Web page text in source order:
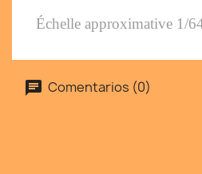
Échelle approximative 1/
Comentarios (0)